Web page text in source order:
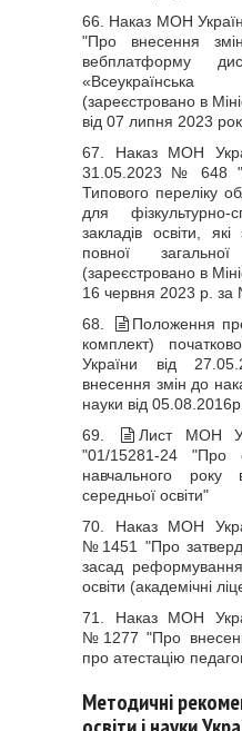
66. Наказ МОН
"Про внесення
вебплатформу
(зареєстровано в
від 07 липня 2023
67. Наказ МОН
31.05.2023 № 648
Типового переліку
для фізкультурно-
закладів освіти,
повної
(зареєстровано в
16 червня 2023 р. за
68.
Положення
комплект)
України від
внесення змін до
науки від
69.
Лист МОН
"01/15281-24 "Про
навчального року
середньої освіти"
70. Наказ МОН
№1451 "Про
засад
освіти (академічні
71. Наказ МОН
№1277 "Про
про атестацію
Методичні